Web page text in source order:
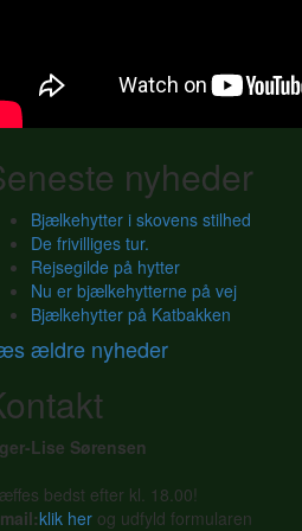
nyheder
Bjælkehytter i skovens stilhed
De frivilliges tur.
Rejsegilde på hytter
Nu er bjælkehytterne på vej
Bjælkehytter på Katbakken
ældre nyheder
Lise Sørensen
bedst efter kl. 18.00!
klik her og udfyld formularen